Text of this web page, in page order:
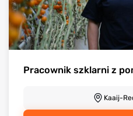
Pracownik szklarni z
Kaaij-